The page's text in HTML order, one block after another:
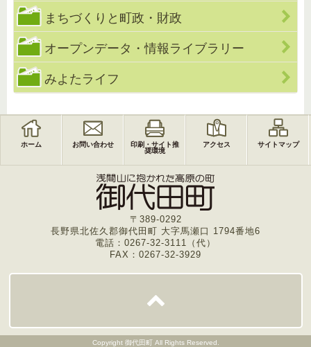
まちづくりと町政・財政
オープンデータ・情報ライブラリー
みよたライフ
ホーム お問い合わせ
印刷・サイト推
奨環境
アクセス サイトマップ
〒389-0292
長野県北佐久郡御代田町 大字馬瀬口 1794番地6
電話：0267-32-3111（代）
FAX：0267-32-3929
Copyright 御代田町 All Rights Reserved.